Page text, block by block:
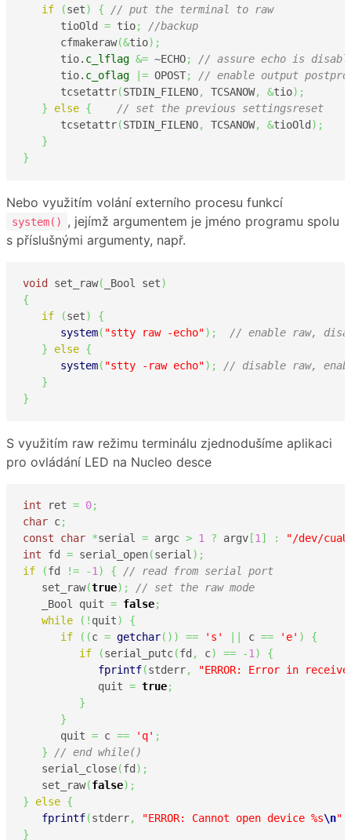
if
(set) {
// put the terminal to raw
      tioOld
= tio;
//backup
      cfmakeraw
(&tio) ;
      tio.
c_lflag &= ~ECHO;
// assure echo is
      tio.
c_oflag |= OPOST;
// enable output
      tcsetattr
(STDIN_FILENO, TCSANOW, &tio) ;
}
else {
// set the previous settingsreset
      tcsetattr
(STDIN_FILENO, TCSANOW, &tioOld ) ;
}
}
Nebo využitím volání externího procesu funkcí
system()
, jejímž argumentem je jméno programu spolu
s příslušnými argumenty, např.
void set_raw( _Bool set)
{
if
(set)
{
system( "stty raw -echo") ;
// enable raw,
}
else {
system( "stty -raw echo") ;
// disable raw,
}
}
S využitím raw režimu terminálu zjednodušíme aplikaci
pro ovládání LED na Nucleo desce
int ret = 0;
char c;
const
char *serial = argc > 1 ? argv [1] :
"/dev/
int fd = serial_open(serial) ;
if
(fd != -1) {
// read from serial port
   set_raw
(true) ;
// set the raw mode
   _Bool quit
= false;
while
( ! quit)
{
if
( (c = getchar( ) ) == 's' c == 'e' )
{
if
(serial_putc(fd , c) == -1)
{
fprintf(stderr,
"ERROR: Error in
            quit
= true;
}
}
      quit
= c == 'q' ;
}
// end while()
   serial_close
(fd ) ;
   set_raw
(false) ;
}
else {
fprintf(stderr, "ERROR: Cannot open device %s\n"
}